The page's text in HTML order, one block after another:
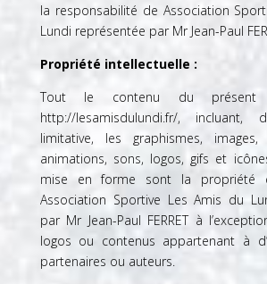
la responsabilité de Association
Lundi représentée par Mr Jean-Paul
Propriété intellectuelle :
Tout le contenu du
http://lesamisdulundi.fr/, incluant,
limitative, les graphismes,
animations, sons, logos, gifs et
mise en forme sont la propriété
Association Sportive Les Amis du
par Mr Jean-Paul FERRET à
logos ou contenus appartenant à
partenaires ou auteurs.